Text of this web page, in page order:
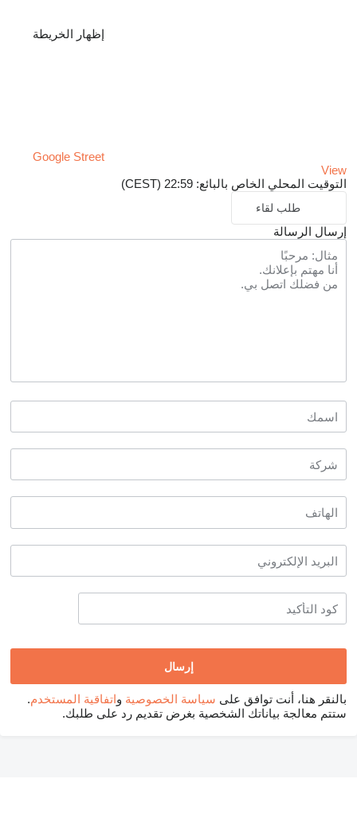
إظهار الخريطة
Google Street
View
التوقيت المحلي الخاص بالبائع: 22:59 (CEST)
طلب لقاء
إرسال الرسالة
بالنقر هنا، أنت توافق على سياسة الخصوصية واتفاقية المستخدم.
ستتم معالجة بياناتك الشخصية بغرض تقديم رد على طلبك.